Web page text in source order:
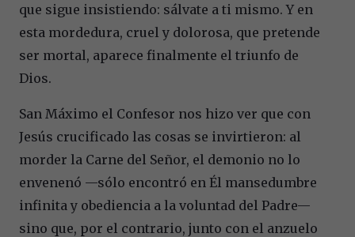
que sigue insistiendo: sálvate a ti mismo. Y en
esta mordedura, cruel y dolorosa, que pretende
ser mortal, aparece finalmente el triunfo de
Dios.
San Máximo el Confesor nos hizo ver que con
Jesús crucificado las cosas se invirtieron: al
morder la Carne del Señor, el demonio no lo
envenenó —sólo encontró en Él mansedumbre
infinita y obediencia a la voluntad del Padre—
sino que, por el contrario, junto con el anzuelo